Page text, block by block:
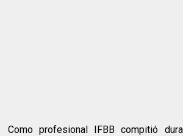
Como profesional IFBB compitió